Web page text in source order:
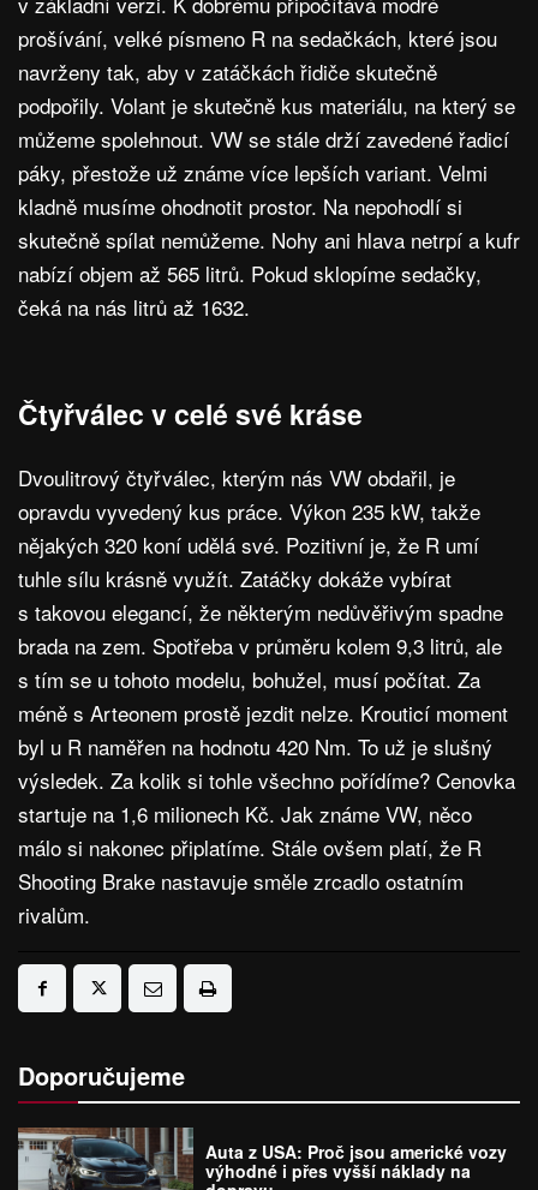
prošívání, velké písmeno R na sedačkách, které jsou
navrženy tak, aby v zatáčkách řidiče skutečně
podpořily. Volant je skutečně kus materiálu, na který se
můžeme spolehnout. VW se stále drží zavedené řadicí
páky, přestože už známe více lepších variant. Velmi
kladně musíme ohodnotit prostor. Na nepohodlí si
skutečně spílat nemůžeme. Nohy ani hlava netrpí a kufr
nabízí objem až 565 litrů. Pokud sklopíme sedačky,
čeká na nás litrů až 1632.
Čtyřválec v celé své kráse
Dvoulitrový čtyřválec, kterým nás VW obdařil, je
opravdu vyvedený kus práce. Výkon 235 kW, takže
nějakých 320 koní udělá své. Pozitivní je, že R umí
tuhle sílu krásně využít. Zatáčky dokáže vybírat
s takovou elegancí, že některým nedůvěřivým spadne
brada na zem. Spotřeba v průměru kolem 9,3 litrů, ale
s tím se u tohoto modelu, bohužel, musí počítat. Za
méně s Arteonem prostě jezdit nelze. Krouticí moment
byl u R naměřen na hodnotu 420 Nm. To už je slušný
výsledek. Za kolik si tohle všechno pořídíme? Cenovka
startuje na 1,6 milionech Kč. Jak známe VW, něco
málo si nakonec připlatíme. Stále ovšem platí, že R
Shooting Brake nastavuje směle zrcadlo ostatním
rivalům.
Doporučujeme
Auta z USA: Proč jsou americké vozy
výhodné i přes vyšší náklady na